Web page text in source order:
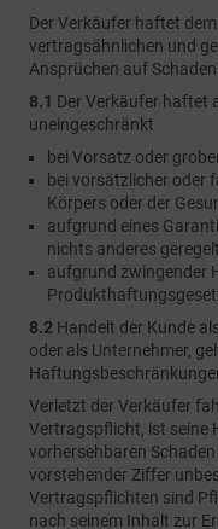
Der Verkäufer haftet
vertragsähnlichen und
Ansprüchen auf
8.1 Der Verkäufer haftet
uneingeschränkt
bei Vorsatz oder
bei vorsätzlicher oder
Körpers oder der
aufgrund eines
nichts anderes
aufgrund zwingender
8.2 Handelt der Kunde
oder als Unternehmer,
Verletzt der Verkäufer
Vertragspflicht, ist seine
vorhersehbaren
vorstehender Ziffer
Vertragspflichten sind
nach seinem Inhalt zur